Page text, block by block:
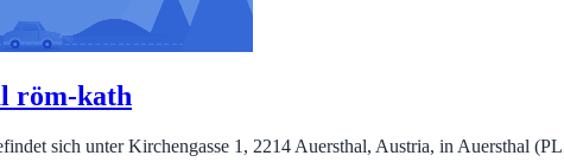
röm-kath
sich unter Kirchengasse 1, 2214 Auersthal, Austria, in Auersthal